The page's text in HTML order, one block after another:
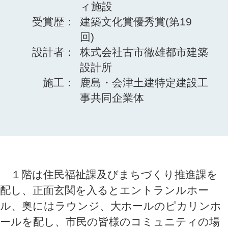
ィ施設
受賞歴：
建築文化賞優秀賞(第19
回)
設計者：
株式会社古市徹雄都市建築
設計所
施工：
鹿島・会津土建特定建設工
事共同企業体
１階は住民福祉課及びまちづくり推進課を
配し、正面玄関を入るとエントランルホー
ル、奥にはラウンジ、大ホールのピカリンホ
ールを配し、市民の皆様のコミュニティの場